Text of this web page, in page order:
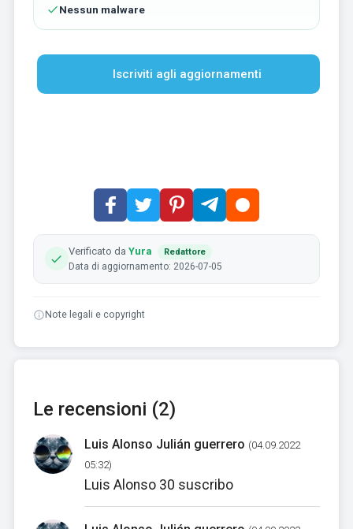
Nessun malware
Iscriviti agli aggiornamenti
Verificato da Yura Redattore
Data di aggiornamento: 2026-07-05
Note legali e copyright
Le recensioni (2)
Luis Alonso Julián guerrero (04.09.2022
05:32)
Luis Alonso 30 suscribo